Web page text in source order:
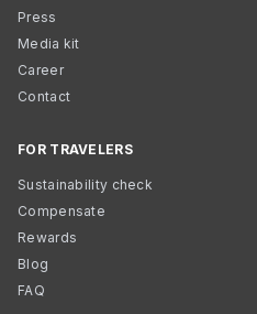
Press
Media kit
Career
Contact
FOR TRAVELERS
Sustainability check
Compensate
Rewards
Blog
FAQ